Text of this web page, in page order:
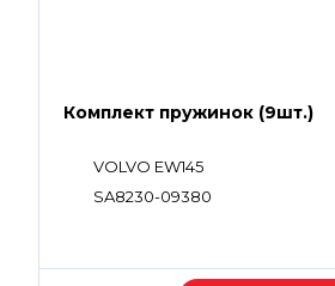
Комплект пружинок (9шт.)
VOLVO EW145
SA8230-09380